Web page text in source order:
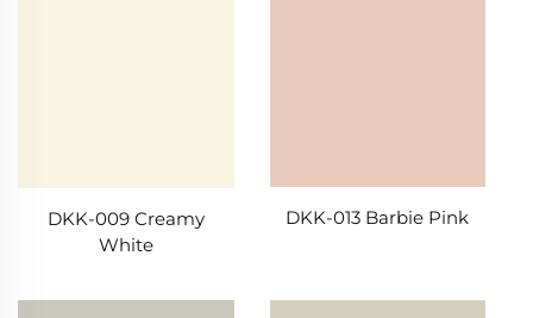
DKK-009 Creamy
White
DKK-013 Barbie Pink